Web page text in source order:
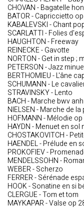
CHOVAN - Bagatelle
BATOR - Capriccietto
KABALEVSKI - Chant
SCARLATTI - Folies
HAUGHTON - Freeway
REINECKE - Gavotte
NORTON - Get in step ;
PETERSON - Jazz
BERTHOMIEU - L'âne
SCHUMANN - Le
STRAVINSKY - Lento
BACH - Marche bwv
NIELSEN - Marche de
HOFMANN - Mélodie op
HAYDN - Menuet en sol
CHOSTAKOVITCH -
HAENDEL - Prélude en
PROKOFIEV -
MENDELSSOHN -
WEBER - Scherzo
FERRER - Sérénade
HOOK - Sonatine en si
CLERGUE - Tom et tom
MAYKAPAR - Valse op